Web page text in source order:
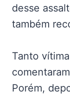
desse
também
Tanto
Porém,